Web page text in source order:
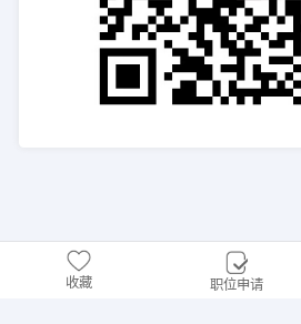
收藏 职位申请